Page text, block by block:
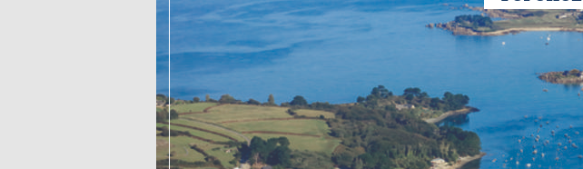
Equipements
Salons
Economie
Yachting
LOISIRS
Glisse